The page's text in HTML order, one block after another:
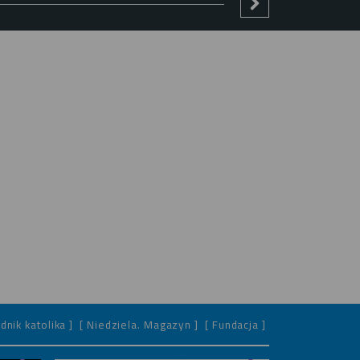
katolika ] [ Niedziela. Magazyn ] [ Fundacja ]